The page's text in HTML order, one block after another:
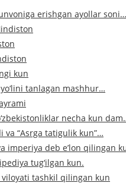
erishgan ayollar soni…
kun
tanlagan mashhur…
necha kun
va “Asrga tatigulik kun”…
imperiya deb e’lon qilingan
tug‘ilgan kun.
viloyati tashkil qilingan kun